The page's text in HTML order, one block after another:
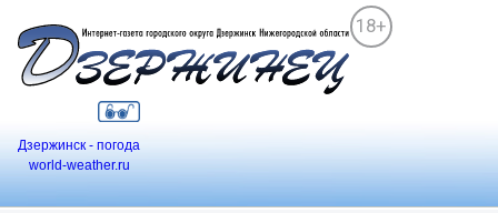
18+
Дзержинск - погода
world-weather.ru